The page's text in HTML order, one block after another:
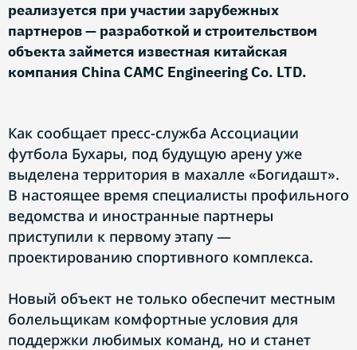
реализуется при участии зарубежных
партнеров — разработкой и строительством
объекта займется известная китайская
компания China CAMC Engineering Co. LTD.
Как сообщает пресс-служба Ассоциации
футбола Бухары, под будущую арену уже
выделена территория в махалле «Богидашт».
В настоящее время специалисты профильного
ведомства и иностранные партнеры
приступили к первому этапу —
проектированию спортивного комплекса.
Новый объект не только обеспечит местным
болельщикам комфортные условия для
поддержки любимых команд, но и станет